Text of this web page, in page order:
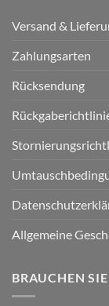
Versand &
Zahlungsarten
Rücksendung
Allgemeine
BRAUCHEN